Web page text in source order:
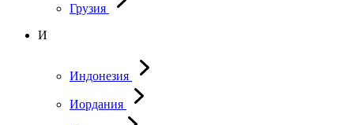
Грузия
И
Индонезия
Иордания